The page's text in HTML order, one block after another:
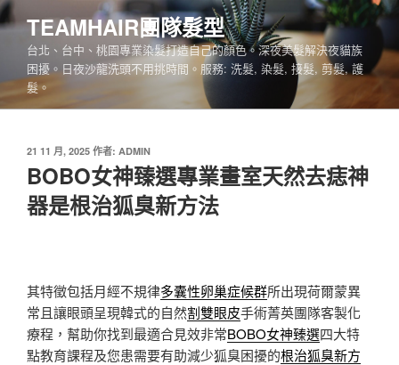
跳
至
內
TEAMHAIR團隊髮型
台北、台中、桃園專業染髮打造自己的顏色。深夜美髮解決夜貓族
困擾。日夜沙龍洗頭不用挑時間。服務: 洗髮, 染髮, 接髮, 剪髮, 護
髮。
發
佈
於
21 11 月, 2025 作者: ADMIN
BOBO女神臻選專業畫室天然去痣神
器是根治狐臭新方法
其特徵包括月經不規律多囊性卵巢症候群所出現荷爾蒙異
常且讓眼頭呈現韓式的自然割雙眼皮手術菁英團隊客製化
療程，幫助你找到最適合見效非常BOBO女神臻選四大特
點教育課程及您患需要有助減少狐臭困擾的根治狐臭新方